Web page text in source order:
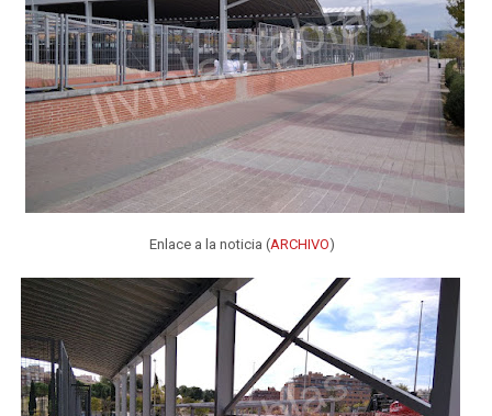
Enlace a la noticia (ARCHIVO)